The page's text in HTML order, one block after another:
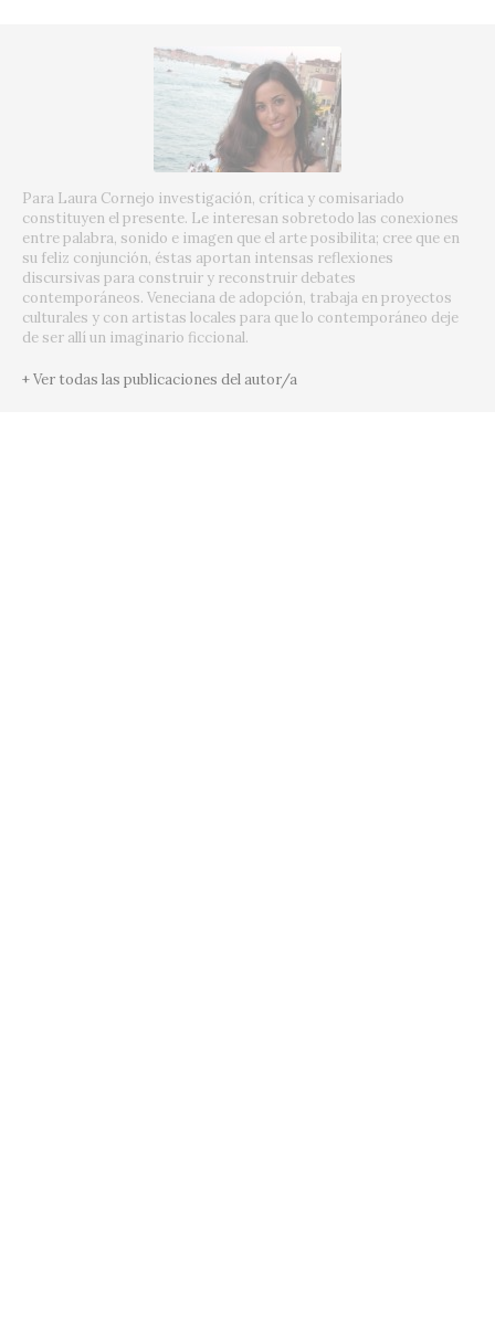
Para Laura Cornejo investigación, crítica y comisariado
constituyen el presente. Le interesan sobretodo las conexiones
entre palabra, sonido e imagen que el arte posibilita; cree que en
su feliz conjunción, éstas aportan intensas reflexiones
discursivas para construir y reconstruir debates
contemporáneos. Veneciana de adopción, trabaja en proyectos
culturales y con artistas locales para que lo contemporáneo deje
de ser allí un imaginario ficcional.
+ Ver todas las publicaciones del autor/a